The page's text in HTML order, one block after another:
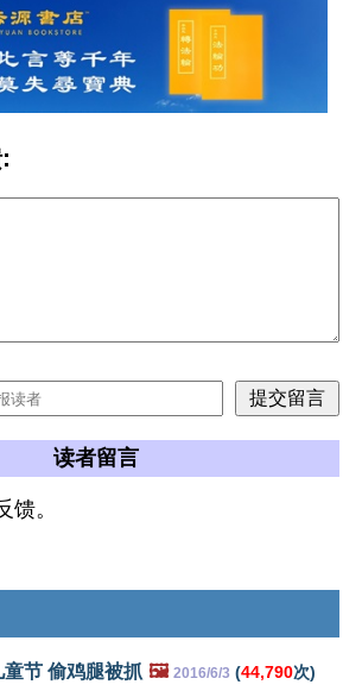
读者留言
馈。
节 偷鸡腿被抓 🖼️ 2016/6/3 (44,790次)